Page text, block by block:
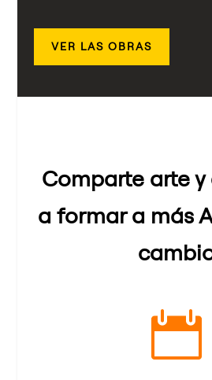
VER LAS OBRAS
Comparte arte
a formar a más
